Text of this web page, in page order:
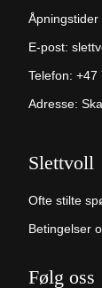
E-post:
Telefon: +47
Adresse:
Slettvoll
Ofte stilte
Betingelser
Følg oss